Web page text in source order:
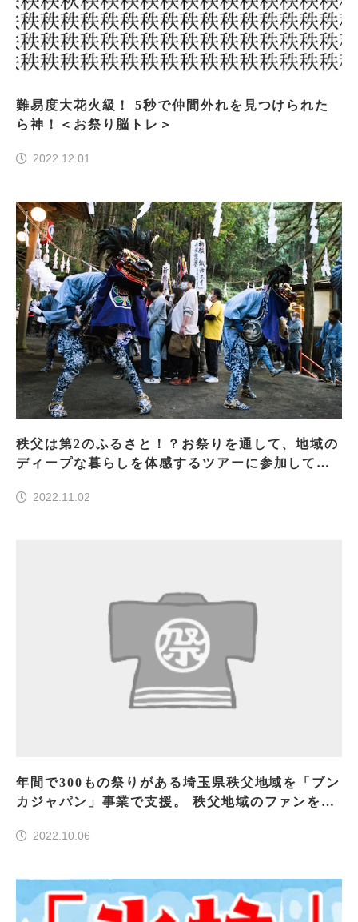
難易度大花火級！ 5秒で仲間外れを見つけられた
ら神！＜お祭り脳トレ＞
2022.12.01
秩父は第2のふるさと！？お祭りを通して、地域の
ディープな暮らしを体感するツアーに参加してき
2022.11.02
年間で300もの祭りがある埼玉県秩父地域を「ブン
カジャパン」事業で支援。 秩父地域のファンを創
2022.10.06